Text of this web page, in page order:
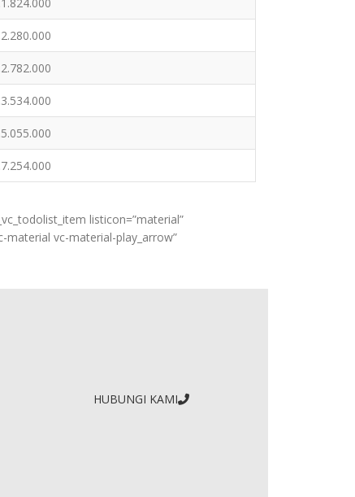
listicon=”material”
material vc-material-play_arrow”
HUBUNGI KAMI